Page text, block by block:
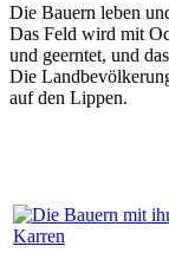
Die Bauern leben
Das Feld wird mit
und geerntet, und
Die
auf den Lippen.